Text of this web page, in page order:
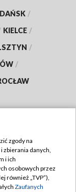
/
KIELCE /
/
/
zgody na
zbierania danych,
i ich
osobowych przez
również „TVP”),
Zaufanych